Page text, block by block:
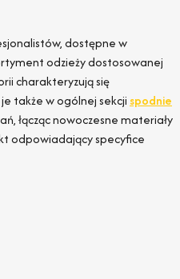
dostępne w
odzieży dostosowanej
charakteryzują się
także w ogólnej sekcji spodnie
łącząc nowoczesne materiały
odpowiadający specyfice